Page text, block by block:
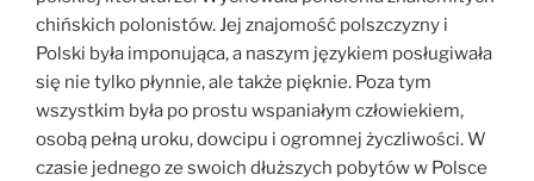
chińskich polonistów. Jej znajomość polszczyzny i
Polski była imponująca, a naszym językiem posługiwała
się nie tylko płynnie, ale także pięknie. Poza tym
wszystkim była po prostu wspaniałym człowiekiem,
osobą pełną uroku, dowcipu i ogromnej życzliwości. W
czasie jednego ze swoich dłuższych pobytów w Polsce